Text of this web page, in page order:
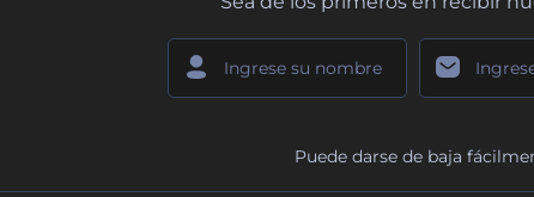
Puede darse de baja